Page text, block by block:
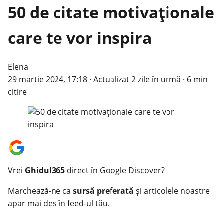
50 de citate motivaționale
care te vor inspira
Elena
29 martie 2024, 17:18 · Actualizat2 zile în urmă · 6 min
citire
Vrei Ghidul365 direct în Google Discover?
Marchează-ne ca sursă preferată și articolele noastre
apar mai des în feed-ul tău.